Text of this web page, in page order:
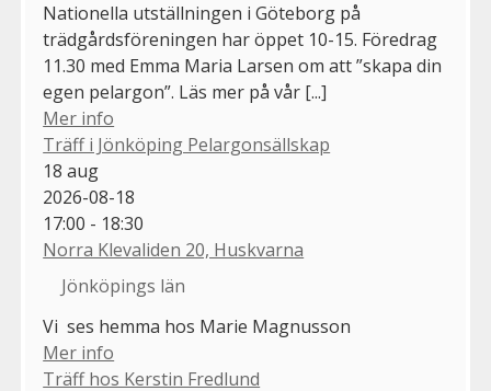
Nationella utställningen i Göteborg på
trädgårdsföreningen har öppet 10-15. Föredrag
11.30 med Emma Maria Larsen om att ”skapa din
egen pelargon”. Läs mer på vår [...]
Mer info
Träff i Jönköping Pelargonsällskap
18 aug
2026-08-18
17:00 - 18:30
Norra Klevaliden 20, Huskvarna
Jönköpings län
Vi ses hemma hos Marie Magnusson
Mer info
Träff hos Kerstin Fredlund